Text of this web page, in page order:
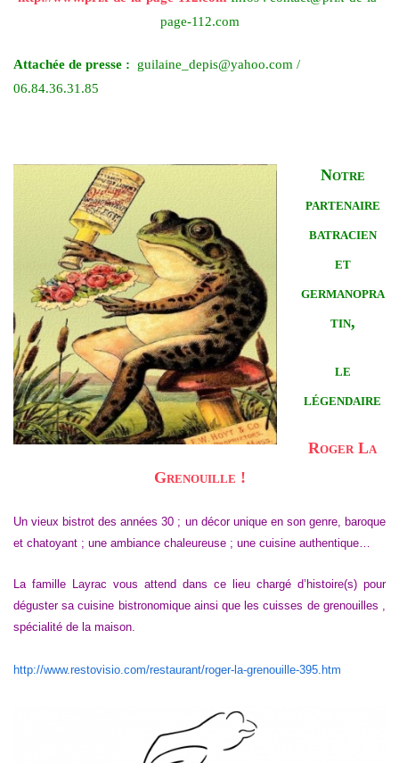
page-112.com
Attachée de presse : guilaine_depis@yahoo.com /
06.84.36.31.85
Notre
partenaire
batracien
et
germanopra
tin,
le
légendaire
Roger La
Grenouille !
Un vieux bistrot des années 30 ; un décor unique en son genre, baroque
et chatoyant ; une ambiance chaleureuse ; une cuisine authentique…
La famille Layrac vous attend dans ce lieu chargé d’histoire(s) pour
déguster sa cuisine bistronomique ainsi que les cuisses de grenouilles ,
spécialité de la maison.
http://www.restovisio.com/restaurant/roger-la-grenouille-395.htm